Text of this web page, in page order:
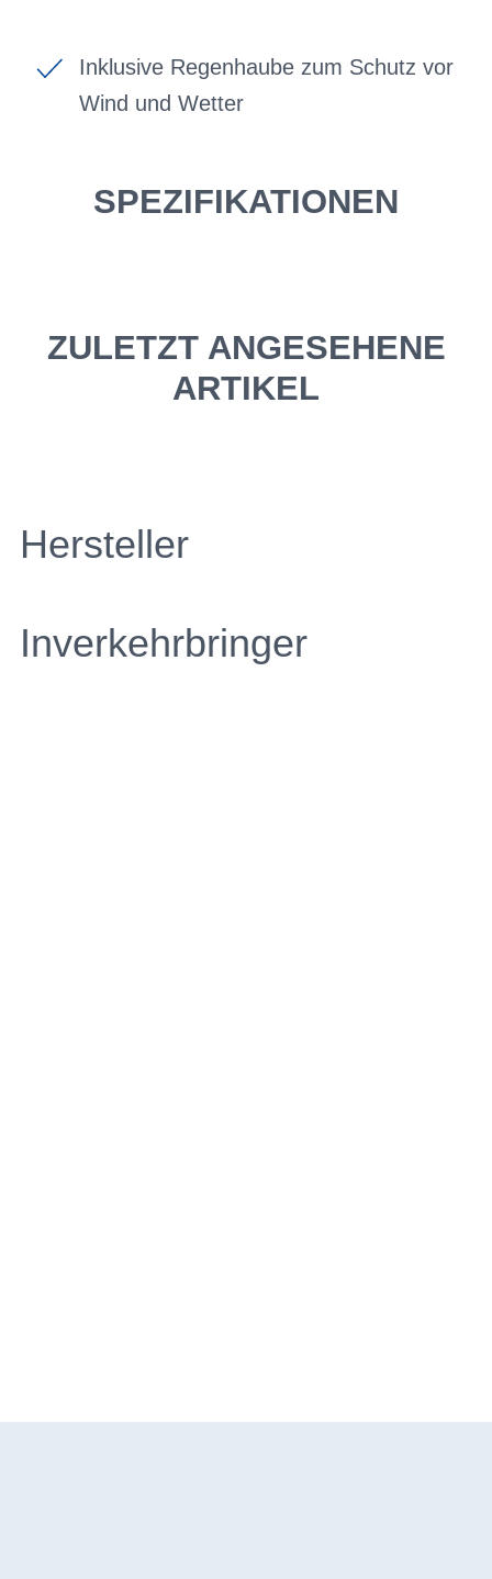
Inklusive Regenhaube zum Schutz vor
Wind und Wetter
SPEZIFIKATIONEN
ZULETZT ANGESEHENE
ARTIKEL
Hersteller
Inverkehrbringer